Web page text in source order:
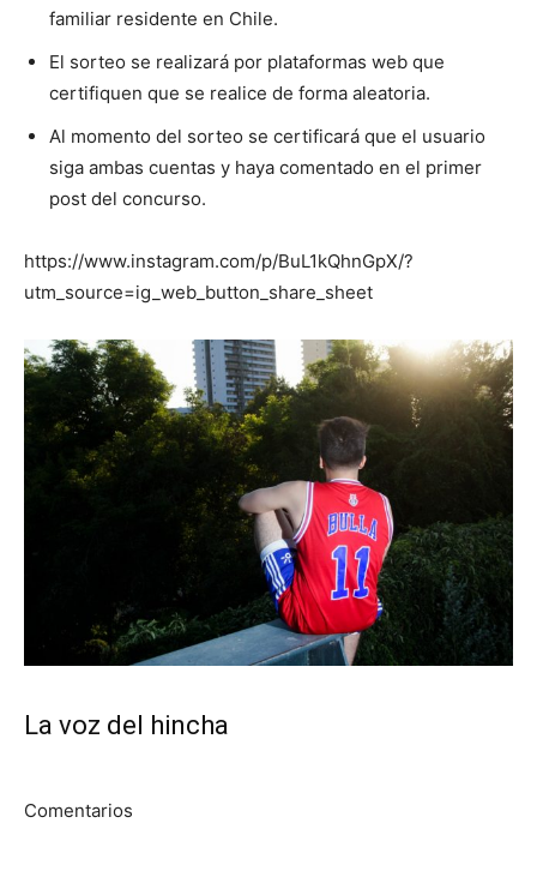
familiar residente en Chile.
El sorteo se realizará por plataformas web que
certifiquen que se realice de forma aleatoria.
Al momento del sorteo se certificará que el usuario
siga ambas cuentas y haya comentado en el primer
post del concurso.
https://www.instagram.com/p/BuL1kQhnGpX/?
utm_source=ig_web_button_share_sheet
La voz del hincha
Comentarios